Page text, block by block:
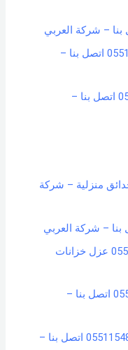
شركة مكافحة حشرات بحائل – 0551154864 اتصل بنا –
فك وتركيب مكيفات بحائل – 0551154864 اتصل بنا –
منزلية – شركة
شركة تنظيف خزانات بعرعر – 0551154864 عزل خزانات
شركة تنظيف موكيت بحائل – 0551154864 اتصل بنا –
شركة كشف تسربات المياه بحائل – 0551154864 اتصل بنا –